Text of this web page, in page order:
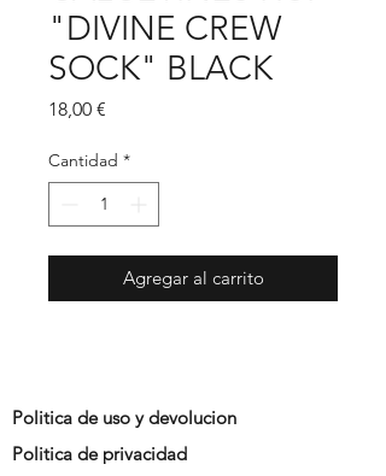
"DIVINE CREW
SOCK" BLACK
18,00 €
Cantidad *
Agregar al carrito
Politica de uso y devolucion
Politica de privacidad